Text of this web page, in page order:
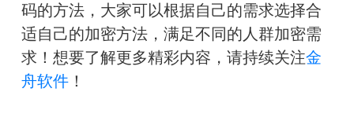
码的方法，大家可以根据自己的需求选择合
适自己的加密方法，满足不同的人群加密需
求！ 想要了解更多精彩内容，请持续关注金
舟软件！